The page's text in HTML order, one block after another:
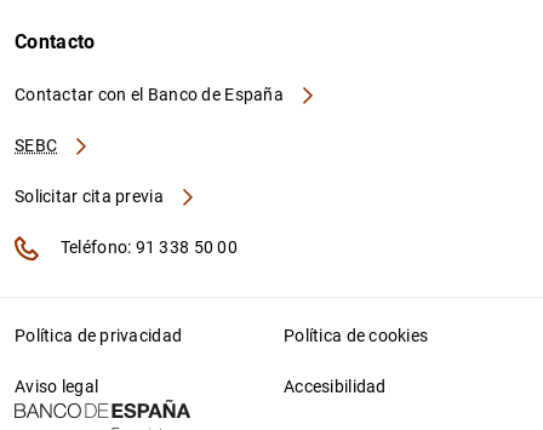
Contacto
Contactar con el Banco de España
SEBC
Solicitar cita previa
Teléfono: 91 338 50 00
Política de privacidad Política de cookies
Aviso legal Accesibilidad